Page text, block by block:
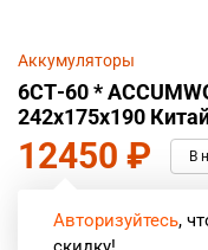
Аккумуляторы
6СТ-60 *
242x175x190
12450 ₽ В
Авторизуйтесь,